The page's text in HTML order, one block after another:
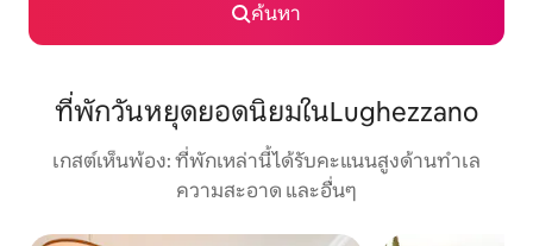
ค้นหา
ที่พักวันหยุดยอดนิยมในLughezzano
เกสต์เห็นพ้อง: ที่พักเหล่านี้ได้รับคะแนนสูงด้านทำเล
ความสะอาด และอื่นๆ